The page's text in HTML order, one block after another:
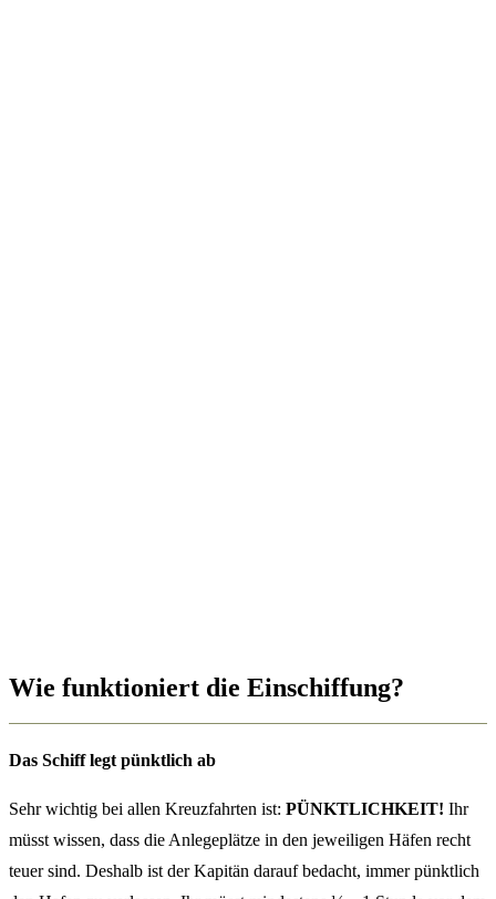
Wie funktioniert die Einschiffung?
Das Schiff legt pünktlich ab
Sehr wichtig bei allen Kreuzfahrten ist: PÜNKTLICHKEIT! Ihr
müsst wissen, dass die Anlegeplätze in den jeweiligen Häfen recht
teuer sind. Deshalb ist der Kapitän darauf bedacht, immer pünktlich